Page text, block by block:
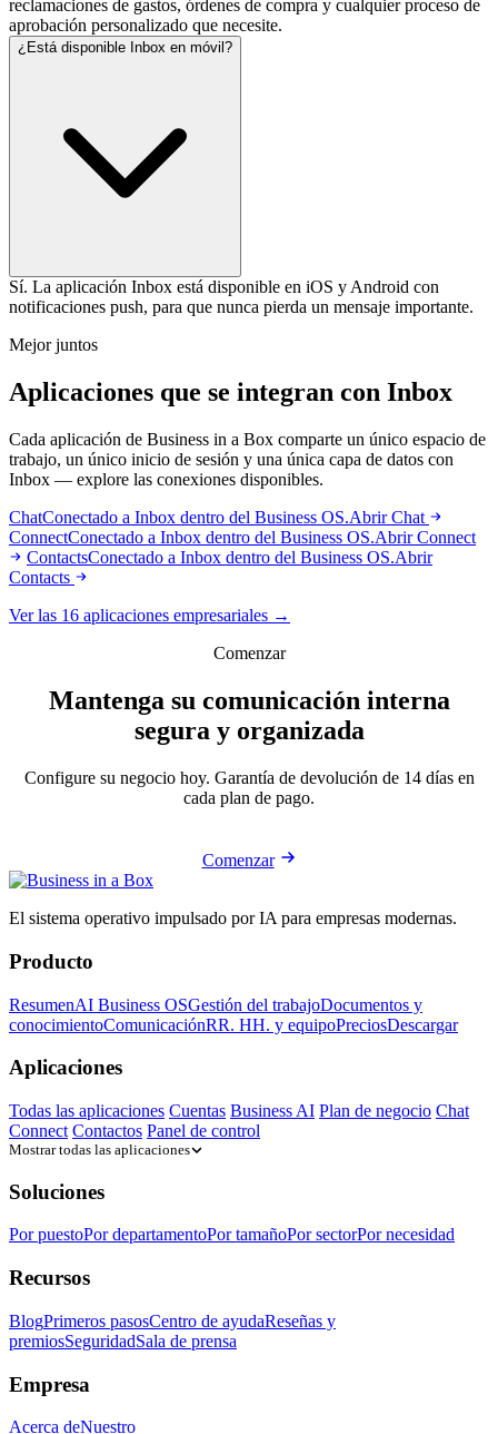
reclamaciones de gastos, órdenes de compra y cualquier proceso de
aprobación personalizado que necesite.
¿Está disponible Inbox en móvil?
Sí. La aplicación Inbox está disponible en iOS y Android con
notificaciones push, para que nunca pierda un mensaje importante.
Mejor juntos
Aplicaciones que se integran con Inbox
Cada aplicación de Business in a Box comparte un único espacio de
trabajo, un único inicio de sesión y una única capa de datos con
Inbox — explore las conexiones disponibles.
ChatConectado a Inbox dentro del Business OS.Abrir Chat
ConnectConectado a Inbox dentro del Business OS.Abrir Connect
ContactsConectado a Inbox dentro del Business OS.Abrir
Contacts
Ver las 16 aplicaciones empresariales →
Comenzar
Mantenga su comunicación interna
segura y organizada
Configure su negocio hoy. Garantía de devolución de 14 días en
cada plan de pago.
Comenzar
El sistema operativo impulsado por IA para empresas modernas.
Producto
ResumenAI Business OSGestión del trabajoDocumentos y
conocimientoComunicaciónRR. HH. y equipoPreciosDescargar
Aplicaciones
Todas las aplicaciones Cuentas Business AI Plan de negocio Chat
Connect Contactos Panel de control
Mostrar todas las aplicaciones
Soluciones
Por puestoPor departamentoPor tamañoPor sectorPor necesidad
Recursos
BlogPrimeros pasosCentro de ayudaReseñas y
premiosSeguridadSala de prensa
Empresa
Acerca deNuestro